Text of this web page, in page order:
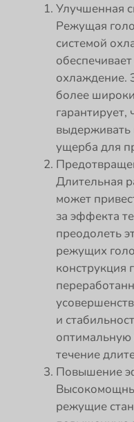
Улучшенная
Режущая
системой
охлаждение.
более
гарантирует,
выдерживать
ущерба для
Длительная
может
за эффекта
преодолеть
режущих
конструкция
и
оптимальную
течение
Повышение
режущие